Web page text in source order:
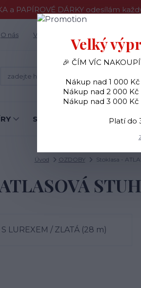
a PAPÍROVÉ DÁRKY odesílám
O nás Vše o nákupu
SAMOLEPKY OZDOBY
Úvod OZDOBY Stoklasa -
Velký
🎉 ČÍM VÍC
Nákup nad 1 000 Kč
Nákup nad 2 000 Kč
Nákup nad 3 000 Kč
Platí do